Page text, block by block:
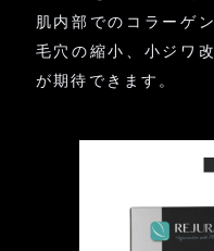
肌内部でのコラーゲ
毛穴の縮小、小ジワ
が期待できます。